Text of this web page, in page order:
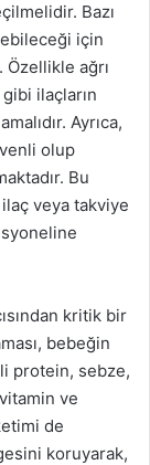
Bazı
için
Özellikle ağrı
ilaçların
Ayrıca,
olup
Bu
veya takviye
kritik bir
bebeğin
protein, sebze,
ve
de
koruyarak,